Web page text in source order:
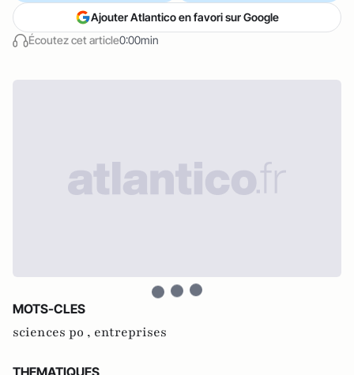
Écoutez cet article0:00min
Ajouter Atlantico en favori sur Google
MOTS-CLES
sciences po , entreprises
THEMATIQUES